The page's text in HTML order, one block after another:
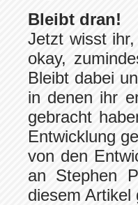
Bleibt dran!
Jetzt wisst
okay,
Bleibt dabei
in denen ihr
gebracht
Entwicklung
von den
an Stephen
diesem Artikel